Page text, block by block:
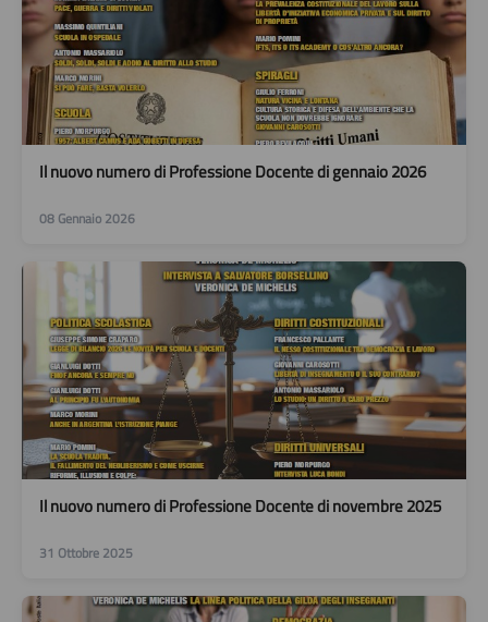
Il nuovo numero di Professione Docente di gennaio 2026
08 Gennaio 2026
Il nuovo numero di Professione Docente di novembre 2025
31 Ottobre 2025